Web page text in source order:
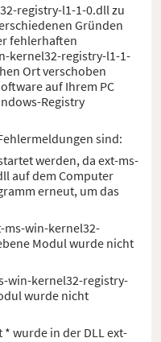
registry-l1-1-0.dll zu
Gründen
fehlerhaften
kernel32-registry-l1-1-
Ort verschoben
auf Ihrem PC
Registry
sind:
werden, da ext-ms-
auf dem Computer
erneut, um das
ms-win-kernel32-
Modul wurde nicht
win-kernel32-registry-
wurde nicht
wurde in der DLL ext-